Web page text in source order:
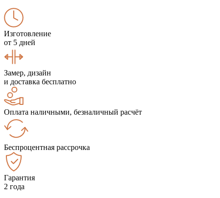
Изготовление
от 5 дней
Замер, дизайн
и доставка бесплатно
Оплата наличными, безналичный расчёт
Беспроцентная рассрочка
Гарантия
2 года